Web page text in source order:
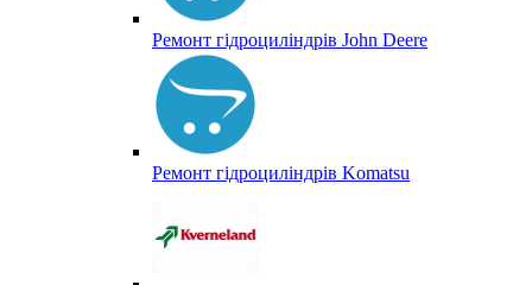
Ремонт гідроциліндрів John Deere
Ремонт гідроциліндрів Komatsu